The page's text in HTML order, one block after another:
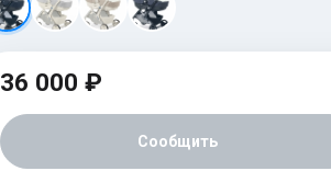
36 000 ₽
Сообщить